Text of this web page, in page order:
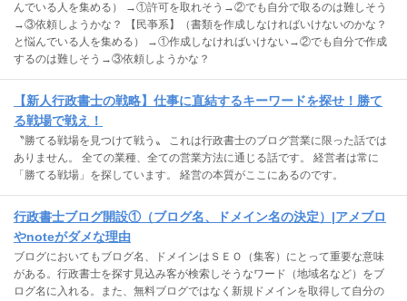
んでいる人を集める） →①許可を取れそう→②でも自分で取るのは難しそう
→③依頼しようかな？ 【民亊系】（書類を作成しなければいけないのかな？
と悩んでいる人を集める） →①作成しなければいけない→②でも自分で作成
するのは難しそう→③依頼しようかな？
【新人行政書士の戦略】仕事に直結するキーワードを探せ！勝て
る戦場で戦え！
〝勝てる戦場を見つけて戦う〟 これは行政書士のブログ営業に限った話では
ありません。 全ての業種、全ての営業方法に通じる話です。 経営者は常に
「勝てる戦場」を探しています。 経営の本質がここにあるのです。
行政書士ブログ開設①（ブログ名、ドメイン名の決定）|アメブロ
やnoteがダメな理由
ブログにおいてもブログ名、ドメインはＳＥＯ（集客）にとって重要な意味
がある。行政書士を探す見込み客が検索しそうなワード（地域名など）をブ
ログ名に入れる。また、無料ブログではなく新規ドメインを取得して自分の